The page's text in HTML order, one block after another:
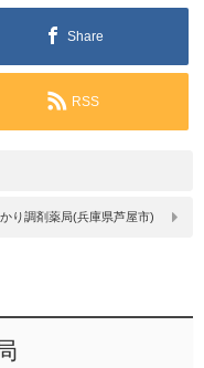
Share
RSS
り調剤薬局(兵庫県芦屋市)